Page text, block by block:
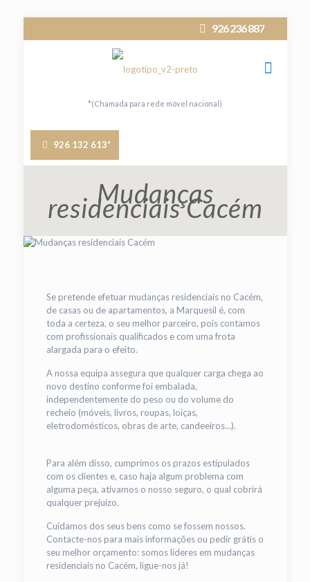
926 236 887
*(Chamada para rede móvel nacional)
926 132 613*
Mudanças
residenciais Cacém
Se pretende efetuar mudanças residenciais no Cacém,
de casas ou de apartamentos, a Marquesil é, com
toda a certeza, o seu melhor parceiro, pois contamos
com profissionais qualificados e com uma frota
alargada para o efeito.
A nossa equipa assegura que qualquer carga chega ao
novo destino conforme foi embalada,
independentemente do peso ou do volume do
recheio (móveis, livros, roupas, loiças,
eletrodomésticos, obras de arte, candeeiros…).
Para além disso, cumprimos os prazos estipulados
com os clientes e, caso haja algum problema com
alguma peça, ativamos o nosso seguro, o qual cobrirá
qualquer prejuízo.
Cuidamos dos seus bens como se fossem nossos.
Contacte-nos para mais informações ou pedir grátis o
seu melhor orçamento: somos líderes em mudanças
residenciais no Cacém, ligue-nos já!